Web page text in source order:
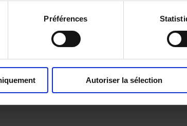
Préférences
Autoriser la sélection
l’adaptation à ces nouveaux paramètres économiques.